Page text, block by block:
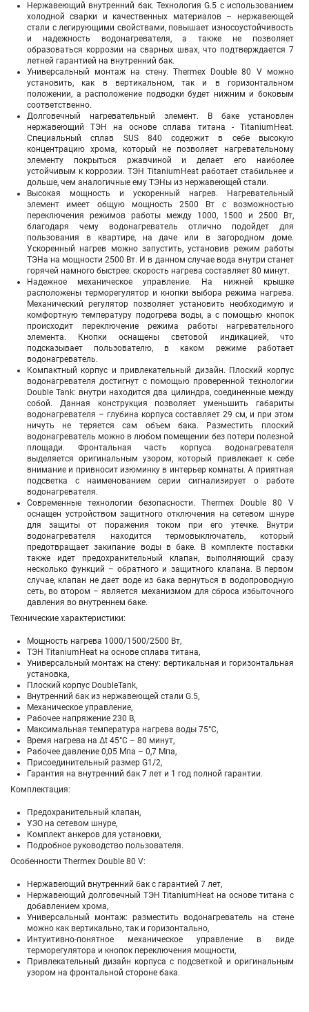
Нержавеющий внутренний бак. Технология G.5 с использованием
холодной сварки и качественных материалов – нержавеющей
стали с легирующими свойствами, повышает износоустойчивость
и надежность водонагревателя, а также не позволяет
образоваться коррозии на сварных швах, что подтверждается 7
летней гарантией на внутренний бак.
Универсальный монтаж на стену. Thermex Double 80 Vможно
установить, как в вертикальном, так и в горизонтальном
положении, а расположение подводки будет нижним и боковым
соответственно.
Долговечный нагревательный элемент. В баке установлен
нержавеющий ТЭН на основе сплава титана - TitaniumHeat.
Специальный сплав SUS 840 содержит в себе высокую
концентрацию хрома, который не позволяет нагревательному
элементу покрыться ржавчиной и делает его наиболее
устойчивым к коррозии. ТЭН TitaniumHeat работает стабильнее и
дольше, чем аналогичные ему ТЭНы из нержавеющей стали.
Высокая мощность и ускоренный нагрев. Нагревательный
элемент имеет общую мощность 2500 Вт с возможностью
переключения режимов работы между 1000, 1500 и 2500 Вт,
благодаря чему водонагреватель отлично подойдет для
пользования в квартире, на даче или в загородном доме.
Ускоренный нагрев можно запустить, установив режим работы
ТЭНа на мощности 2500 Вт. И в данном случае вода внутри станет
горячей намного быстрее: скорость нагрева составляет 80 минут.
Надежное механическое управление. На нижней крышке
расположены терморегулятор и кнопки выбора режима нагрева.
Механический регулятор позволяет установить необходимую и
комфортную температуру подогрева воды, а с помощью кнопок
происходит переключение режима работы нагревательного
элемента. Кнопки оснащены световой индикацией, что
подсказывает пользователю, в каком режиме работает
водонагреватель.
Компактный корпус и привлекательный дизайн. Плоский корпус
водонагревателя достигнут с помощью проверенной технологии
Double Tank: внутри находится два цилиндра, соединенные между
собой. Данная конструкция позволяет уменьшить габариты
водонагревателя – глубина корпуса составляет 29 см, и при этом
ничуть не теряется сам объем бака. Разместить плоский
водонагреватель можно в любом помещении без потери полезной
площади. Фронтальная часть корпуса водонагревателя
выделяется оригинальным узором, который привлекает к себе
внимание и привносит изюминку в интерьер комнаты. А приятная
подсветка с наименованием серии сигнализирует о работе
водонагревателя.
Современные технологии безопасности. Thermex Double 80 V
оснащен устройством защитного отключения на сетевом шнуре
для защиты от поражения током при его утечке. Внутри
водонагревателя находится термовыключатель, который
предотвращает закипание воды в баке. В комплекте поставки
также идет предохранительный клапан, выполняющий сразу
несколько функций – обратного и защитного клапана. В первом
случае, клапан не дает воде из бака вернуться в водопроводную
сеть, во втором – является механизмом для сброса избыточного
давления во внутреннем баке.
Технические характеристики:
Мощность нагрева 1000/1500/2500 Вт,
ТЭН TitaniumHeat на основе сплава титана,
Универсальный монтаж на стену: вертикальная и горизонтальная
установка,
Плоский корпус DoubleTank,
Внутренний бак из нержавеющей стали G.5,
Механическое управление,
Рабочее напряжение 230 В,
Максимальная температура нагрева воды 75°С,
Время нагрева на Δt 45°С – 80 минут,
Рабочее давление 0,05 Мпа – 0,7 Мпа,
Присоединительный размер G1/2,
Гарантия на внутренний бак 7 лет и 1 год полной гарантии.
Комплектация:
Предохранительный клапан,
УЗО на сетевом шнуре,
Комплект анкеров для установки,
Подробное руководство пользователя.
Особенности Thermex Double 80 V:
Нержавеющий внутренний бак с гарантией 7 лет,
Нержавеющий долговечный ТЭН TitaniumHeat на основе титана с
добавлением хрома,
Универсальный монтаж: разместить водонагреватель на стене
можно как вертикально, так и горизонтально,
Интуитивно-понятное механическое управление в виде
терморегулятора и кнопок переключения мощности,
Привлекательный дизайн корпуса с подсветкой и оригинальным
узором на фронтальной стороне бака.